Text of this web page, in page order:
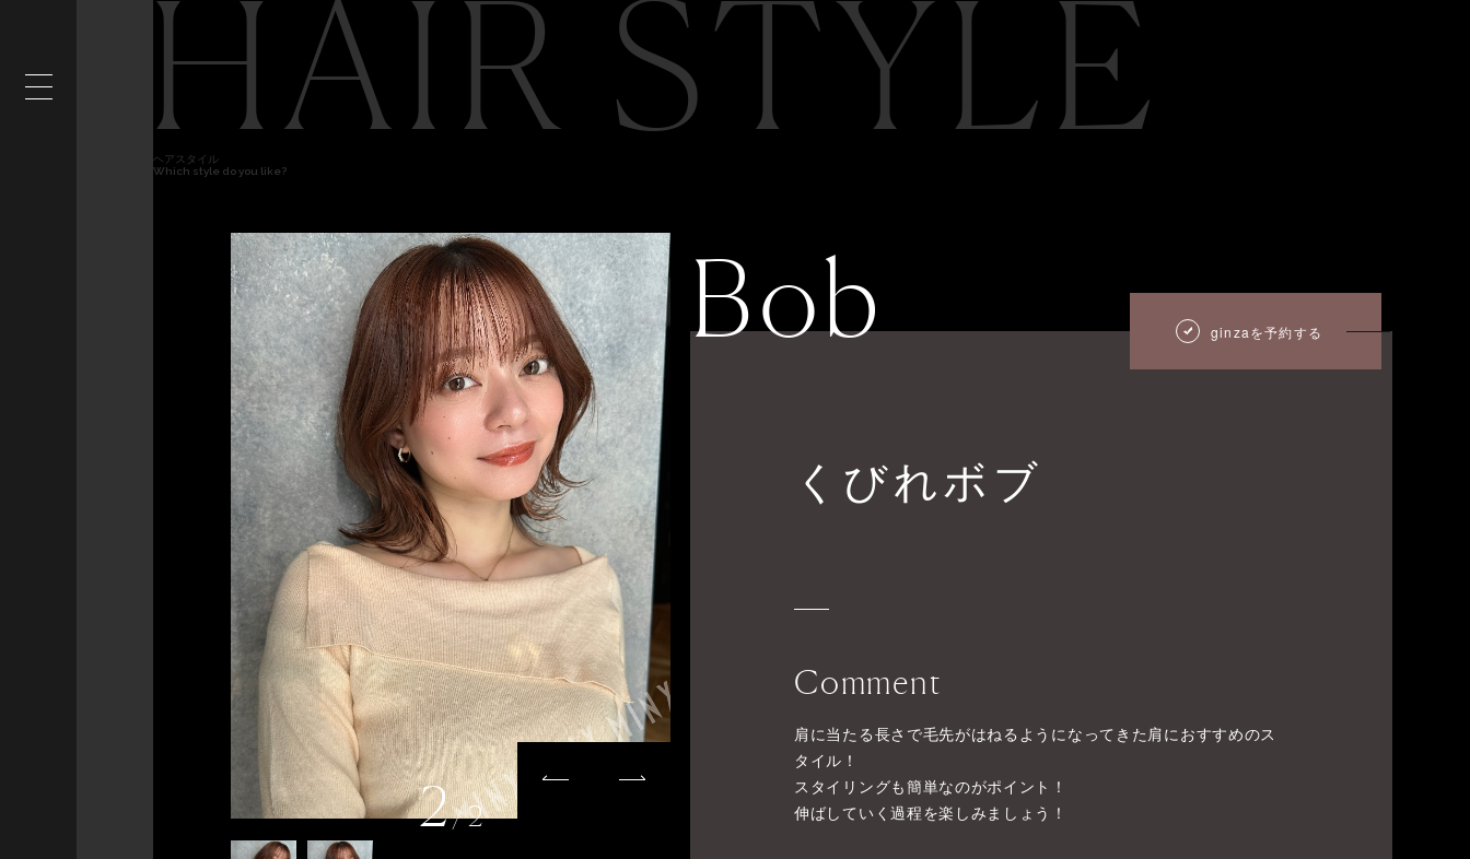
HAIR STYLE
ヘアスタイル
Which style do you like?
2/2
Bob ginzaを予約する
くびれボブ
Comment
肩に当たる長さで毛先がはねるようになってきた肩におすすめのス
タイル！
スタイリングも簡単なのがポイント！
伸ばしていく過程を楽しみましょう！